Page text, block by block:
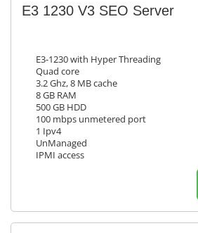
E3 1230 V3 SEO Server
E3-1230 with Hyper Threading
Quad core
3.2 Ghz, 8 MB cache
8 GB RAM
500 GB HDD
100 mbps unmetered port
1 Ipv4
UnManaged
IPMI access